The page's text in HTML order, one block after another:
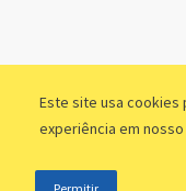
Este site usa cookies
experiência em
Permitir
©2011 - 2026,